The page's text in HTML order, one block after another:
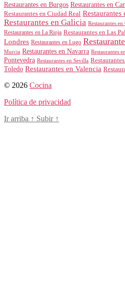
Restaurantes en Burgos Restaurantes en
Restaurantes en Ciudad Real Restaurantes
Restaurantes en Galicia Restaurantes
Restaurantes en La Rioja Restaurantes en Las
Londres Restaurantes en Lugo
Murcia Restaurantes en Navarra Restaurantes
Pontevedra Restaurantes en Sevilla
Toledo Restaurantes en Valencia
© 2026 Cocina
Política de privacidad
Ir arriba ↑ Subir ↑